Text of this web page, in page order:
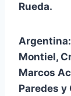
Rueda.
Montiel,
Marcos
Paredes y